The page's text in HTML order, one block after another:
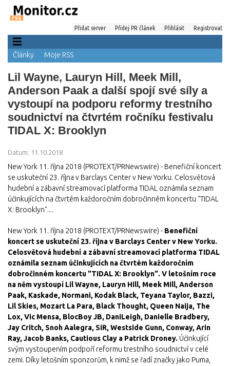
Přidat server Přidej PR článek Přihlásit Registrovat
Články Moje RSS
Lil Wayne, Lauryn Hill, Meek Mill,
Anderson Paak a další spojí své síly a
vystoupí na podporu reformy trestního
soudnictví na čtvrtém ročníku festivalu
TIDAL X: Brooklyn
Datum: 11.10.2018
New York 11. října 2018 (PROTEXT/PRNewswire) - Benefiční koncert
se uskuteční 23. října v Barclays Center v New Yorku. Celosvětová
hudební a zábavní streamovací platforma TIDAL oznámila seznam
účinkujících na čtvrtém každoročním dobročinném koncertu "TIDAL
X: Brooklyn"....
New York 11. října 2018 (PROTEXT/PRNewswire) - Benefiční
koncert se uskuteční 23. října v Barclays Center v New Yorku.
Celosvětová hudební a zábavní streamovací platforma TIDAL
oznámila seznam účinkujících na čtvrtém každoročním
dobročinném koncertu "TIDAL X: Brooklyn". V letošním roce
na něm vystoupí Lil Wayne, Lauryn Hill, Meek Mill, Anderson
Paak, Kaskade, Normani, Kodak Black, Teyana Taylor, Bazzi,
Lil Skies, Mozart La Para, Black Thought, Queen Naija, The
Lox, Vic Mensa, BlocBoy JB, DaniLeigh, Danielle Bradbery,
Jay Critch, Snoh Aalegra, SiR, Westside Gunn, Conway, Arin
Ray, Jacob Banks, Cautious Clay a Patrick Droney. Účinkující
svým vystoupením podpoří reformu trestního soudnictví v celé
zemi. Díky letošním sponzorům, k nimž se řadí značky jako Puma,